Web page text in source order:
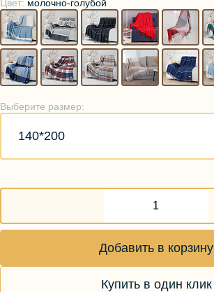
Цвет: молочно-голубой
Выберите размер:
140*200
Добавить в корзину
Купить в один клик